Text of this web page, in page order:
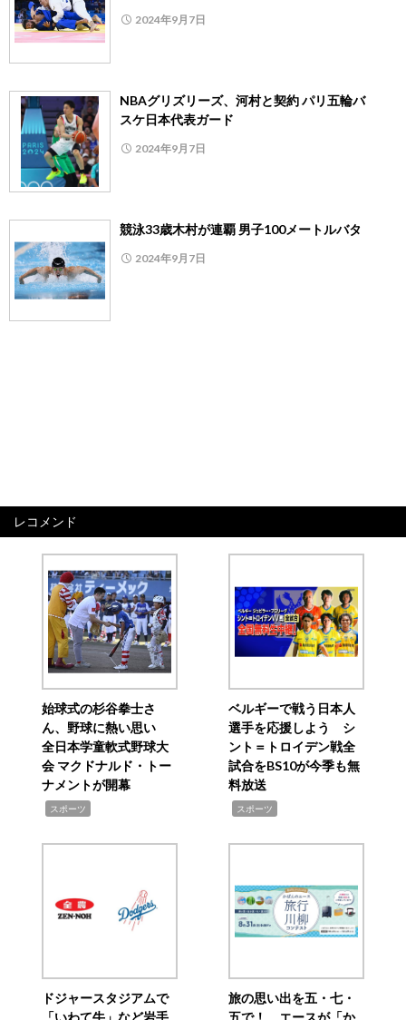
2024年9月7日
NBAグリズリーズ、河村と契約 パリ五輪バ
スケ日本代表ガード
2024年9月7日
競泳33歳木村が連覇 男子100メートルバタ
2024年9月7日
レコメンド
始球式の杉谷拳士さ
ん、野球に熱い思い
全日本学童軟式野球大
会 マクドナルド・トー
ナメントが開幕
スポーツ
ベルギーで戦う日本人
選手を応援しよう シ
ント＝トロイデン戦全
試合をBS10が今季も無
料放送
スポーツ
ドジャースタジアムで
旅の思い出を五・七・